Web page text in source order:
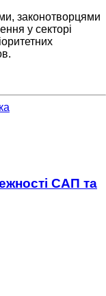
законотворцями
у секторі
САП та